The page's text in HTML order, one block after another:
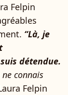
Felpin
“Là, je
détendue.
connais
Felpin